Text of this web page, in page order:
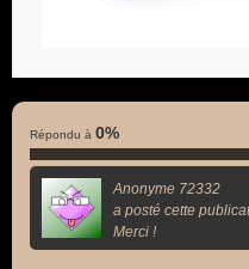
Répondu à 0%
Anonyme 72332
a posté cette
Merci !